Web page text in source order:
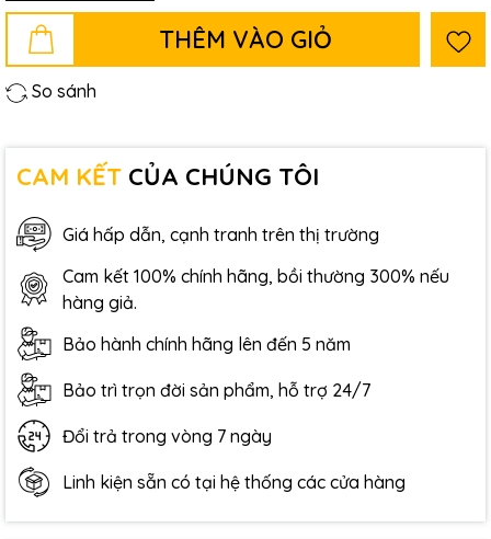
THÊM VÀO GIỎ
So sánh
CAM KẾT CỦA CHÚNG TÔI
Giá hấp dẫn, cạnh tranh trên thị trường
Cam kết 100% chính hãng, bồi thường 300% nếu
hàng giả.
Bảo hành chính hãng lên đến 5 năm
Bảo trì trọn đời sản phẩm, hỗ trợ 24/7
Đổi trả trong vòng 7 ngày
Linh kiện sẵn có tại hệ thống các cửa hàng